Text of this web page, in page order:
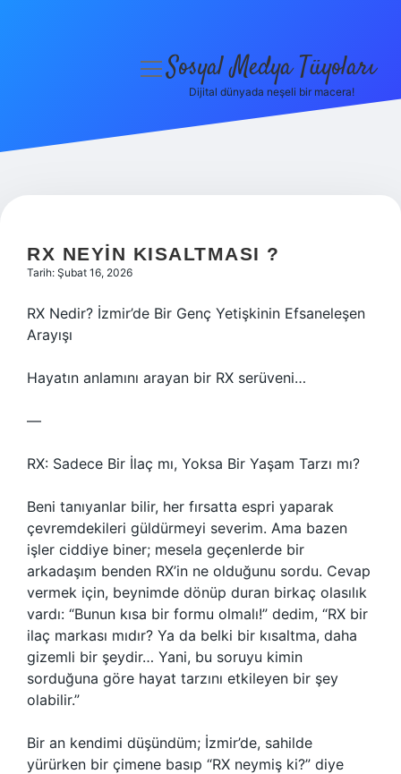
Hakkımızda
menüyüSosyal Medya Tüyoları
Dijital dünyada neşeli bir macera!
RX NEYIN KISALTMASI ?
Tarih: Şubat 16, 2026
RX Nedir? İzmir’de Bir Genç Yetişkinin Efsaneleşen
Arayışı
Hayatın anlamını arayan bir RX serüveni…
—
RX: Sadece Bir İlaç mı, Yoksa Bir Yaşam Tarzı mı?
Beni tanıyanlar bilir, her fırsatta espri yaparak
çevremdekileri güldürmeyi severim. Ama bazen
işler ciddiye biner; mesela geçenlerde bir
arkadaşım benden RX’in ne olduğunu sordu. Cevap
vermek için, beynimde dönüp duran birkaç olasılık
vardı: “Bunun kısa bir formu olmalı!” dedim, “RX bir
ilaç markası mıdır? Ya da belki bir kısaltma, daha
gizemli bir şeydir… Yani, bu soruyu kimin
sorduğuna göre hayat tarzını etkileyen bir şey
olabilir.”
Bir an kendimi düşündüm; İzmir’de, sahilde
yürürken bir çimene basıp “RX neymiş ki?” diye